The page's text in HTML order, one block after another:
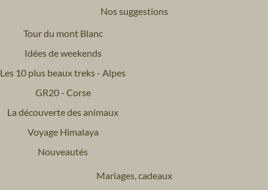
Nos suggestions
Tour du mont Blanc
Idées de weekends
Les 10 plus beaux treks - Alpes
GR20 - Corse
La découverte des animaux
Voyage Himalaya
Nouveautés
Mariages, cadeaux